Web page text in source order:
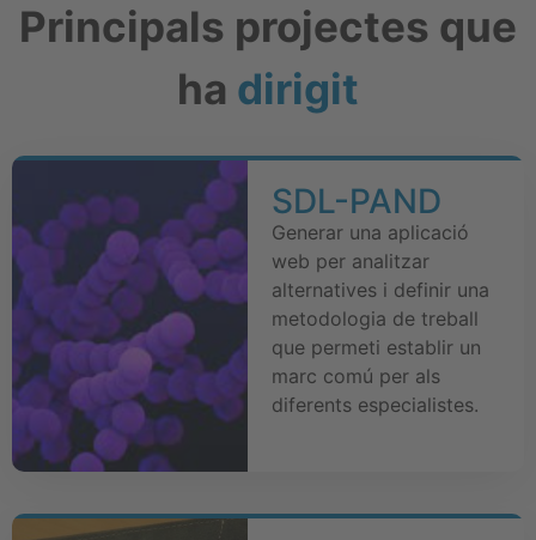
Principals projectes que
ha dirigit
SDL-PAND
Generar una aplicació
web per analitzar
alternatives i definir una
metodologia de treball
que permeti establir un
marc comú per als
diferents especialistes.